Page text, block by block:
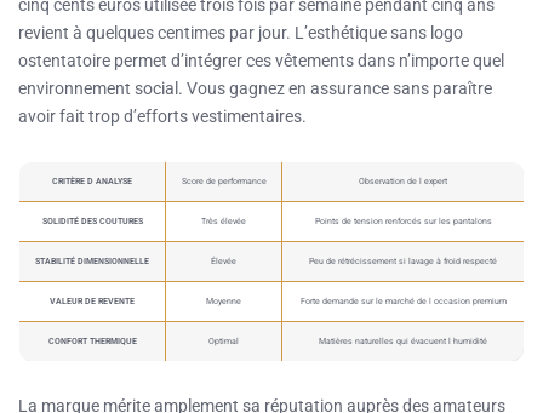
cinq cents euros utilisée trois fois par semaine pendant cinq ans
revient à quelques centimes par jour. L’esthétique sans logo
ostentatoire permet d’intégrer ces vêtements dans n’importe quel
environnement social. Vous gagnez en assurance sans paraître
avoir fait trop d’efforts vestimentaires.
CRITÈRE D ANALYSE Score de performance Observation de l expert
SOLIDITÉ DES COUTURES Très élevée Points de tension renforcés sur les pantalons
STABILITÉ DIMENSIONNELLE Élevée Peu de rétrécissement si lavage à froid respecté
VALEUR DE REVENTE Moyenne Forte demande sur le marché de l occasion premium
CONFORT THERMIQUE Optimal Matières naturelles qui évacuent l humidité
La marque mérite amplement sa réputation auprès des amateurs